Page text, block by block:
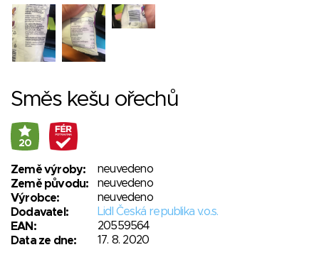
Směs kešu ořechů
20
Země výroby:
neuvedeno
Země původu:
neuvedeno
Výrobce:
neuvedeno
Dodavatel:
Lidl Česká republika v.o.s.
EAN:
20559564
Data ze dne:
17. 8. 2020